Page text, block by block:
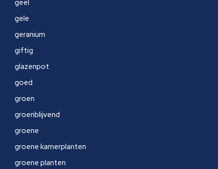
geel
gele
geranium
giftig
glazenpot
goed
groen
groenblijvend
groene
groene kamerplanten
groene planten